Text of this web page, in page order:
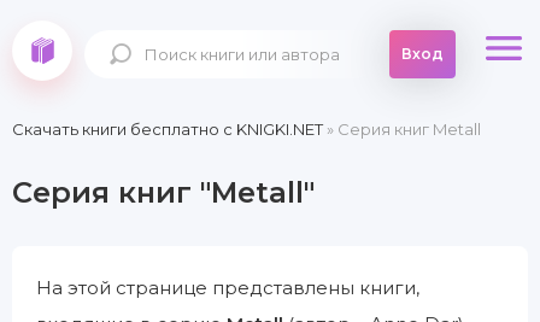
Вход
Скачать книги бесплатно c KNIGKI.NET» Серия книг Metall
Серия книг "Metall"
На этой странице представлены книги,